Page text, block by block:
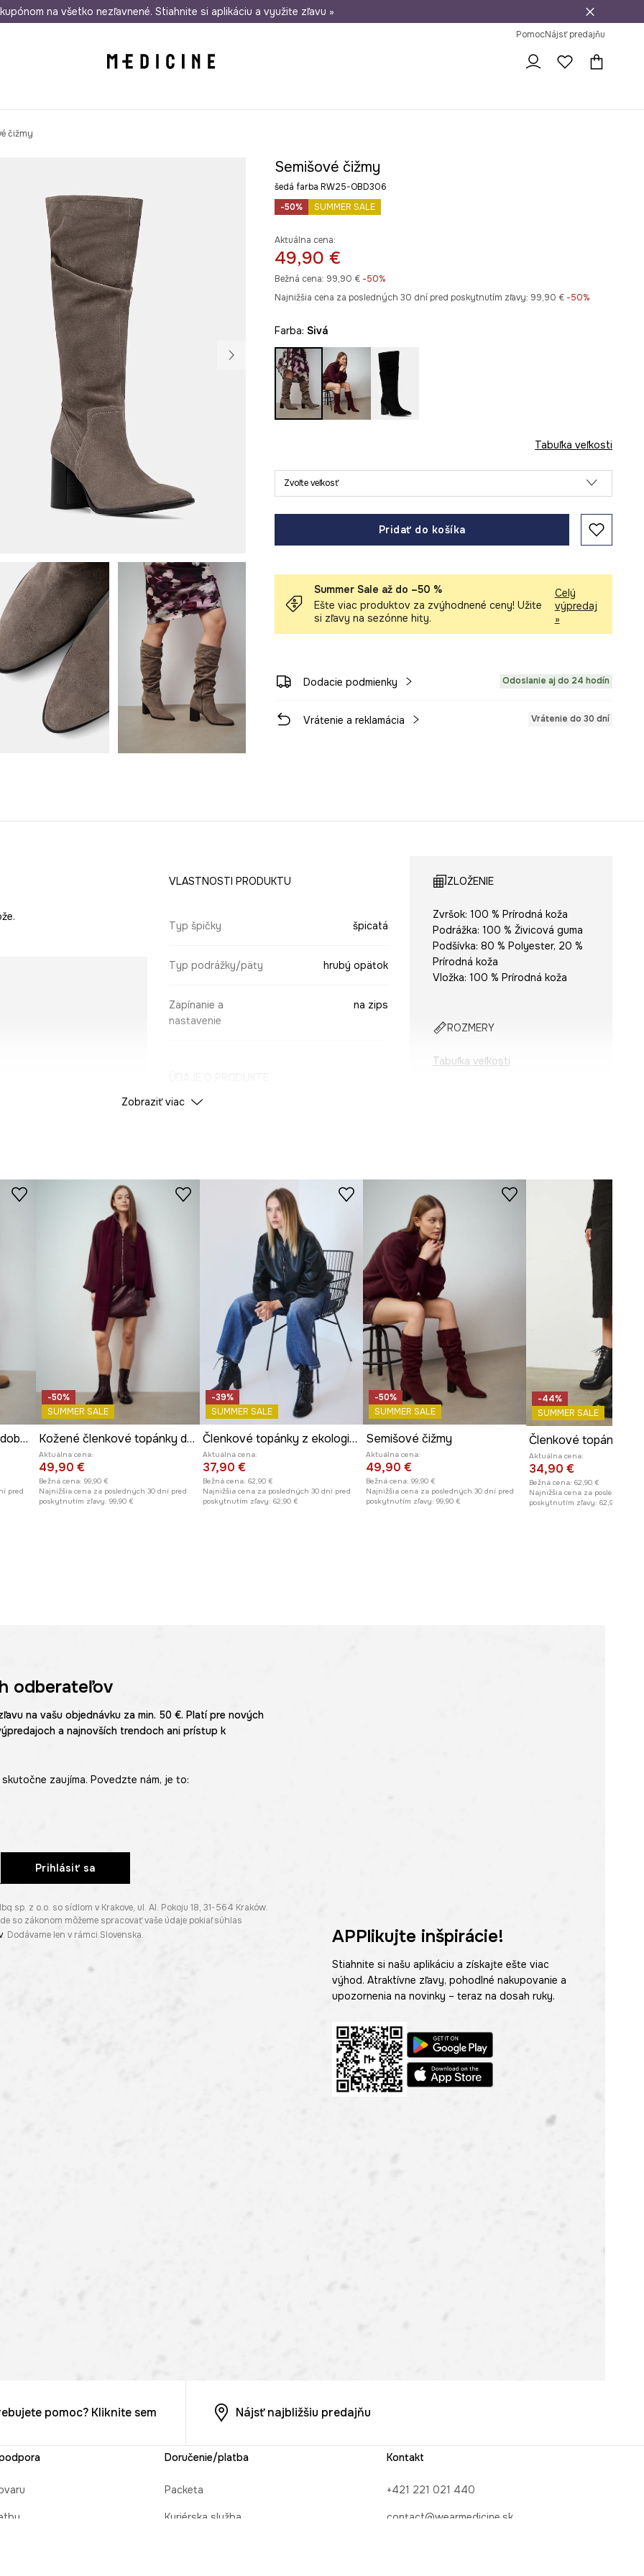
od 50 € Odoslanie aj do 24 hodín 30 dní na vrátenie tovaru
kupónom na všetko nezľavnené. Stiahnite si aplikáciu a využite zľavu »
PomocNájsť predajňu
čižmy
Semišové čižmy
šedá farba RW25-OBD306
-50%
SUMMER SALE
Aktuálna cena:
49,90 €
Bežná cena: 99,90 €-50%
Najnižšia cena za posledných 30 dní pred poskytnutím zľavy: 99,90 € -50%
Farba: sivá
Tabuľka veľkosti
Zvoľte veľkosť
Pridať do košíka
Summer Sale až do –50 %
Ešte viac produktov za zvýhodnené ceny! Užite
si zľavy na sezónne hity.
Celý
výpredaj
»
Dodacie podmienky Odoslanie aj do 24 hodín
Vrátenie a reklamácia Vrátenie do 30 dní
VLASTNOSTI PRODUKTU
Typ špičky špicatá
Typ podrážky/päty hrubý opätok
Zapínanie a
nastavenie
na zips
Výrobca
ZLOŽENIE
Zvršok: 100 % Prírodná koža
Podrážka: 100 % Živicová guma
Podšívka: 80 % Polyester, 20 %
Prírodná koža
Vložka: 100 % Prírodná koža
ROZMERY
Tabuľka veľkosti
Zobraziť viac
Semišové topánky s ozdobnými sponami
pred
-50%
SUMMER SALE
Kožené členkové topánky dámske
Aktuálna cena:
49,90 €
Bežná cena: 99,90 €
Najnižšia cena za posledných 30 dní pred
poskytnutím zľavy: 99,90 €
-39%
SUMMER SALE
Členkové topánky z ekologickej kože s vysokými podpätkami
Aktuálna cena:
37,90 €
Bežná cena: 62,90 €
Najnižšia cena za posledných 30 dní pred
poskytnutím zľavy: 62,90 €
-50%
SUMMER SALE
Semišové čižmy
Aktuálna cena:
49,90 €
Bežná cena: 99,90 €
Najnižšia cena za posledných 30 dní pred
poskytnutím zľavy: 99,90 €
-44%
SUMMER SALE
Aktuálna cena:
34,90 €
Bežná cena: 62,90 €
Najnižšia cena za posledných
poskytnutím zľavy: 62,90 €
odberateľov
na vašu objednávku za min. 50 €. Platí pre nových
a najnovších trendoch ani prístup k
zaujíma. Povedzte nám, je to:
Prihlásiť sa
z o.o. so sídlom v Krakove, ul. Al. Pokoju 18, 31-564 Kraków.
so zákonom môžeme spracovať vaše údaje pokiaľ súhlas
. Dodávame len v rámci Slovenska. APPlikujte inšpirácie!
Stiahnite si našu aplikáciu a získajte ešte viac
výhod. Atraktívne zľavy, pohodlné nakupovanie a
upozornenia na novinky – teraz na dosah ruky.
pomoc? Kliknite sem Nájsť najbližšiu predajňu
Doručenie/platba
Packeta
Kuriérska služba
Kontakt
+421 221 021 440
contact@wearmedicine.sk